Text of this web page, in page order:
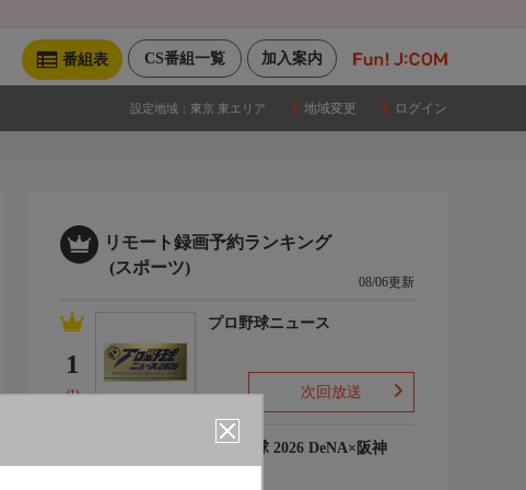
加入案内
CS番組一覧
番組表
設定地域： 東京 東エリア 地域変更 ログイン
リモート録画予約ランキング
(スポーツ)
08/06更新
1
(1)
プロ野球ニュース
次回放送
プロ野球 2026 DeNA×阪神